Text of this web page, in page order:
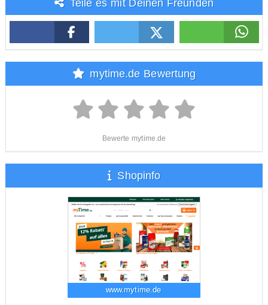
Teile es mit Deinen Freunden
mytime.de Bewertung
Bewerte mytime.de
Shopinfo
www.mytime.de